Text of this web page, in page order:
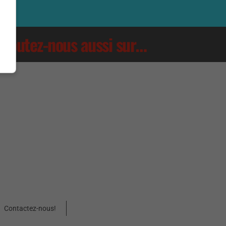
Écoutez-nous aussi sur…
Contactez-nous!